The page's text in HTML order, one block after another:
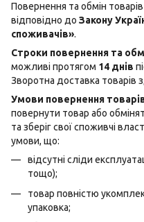
Повернення та обмін
відповідно до Закону
споживачів».
Строки повернення та
можливі протягом 14 днів
Зворотна доставка товарів
Умови повернення
повернути товар або
та зберіг свої споживчі
умови, що:
відсутні сліди
тощо);
товар повністю
упаковка;